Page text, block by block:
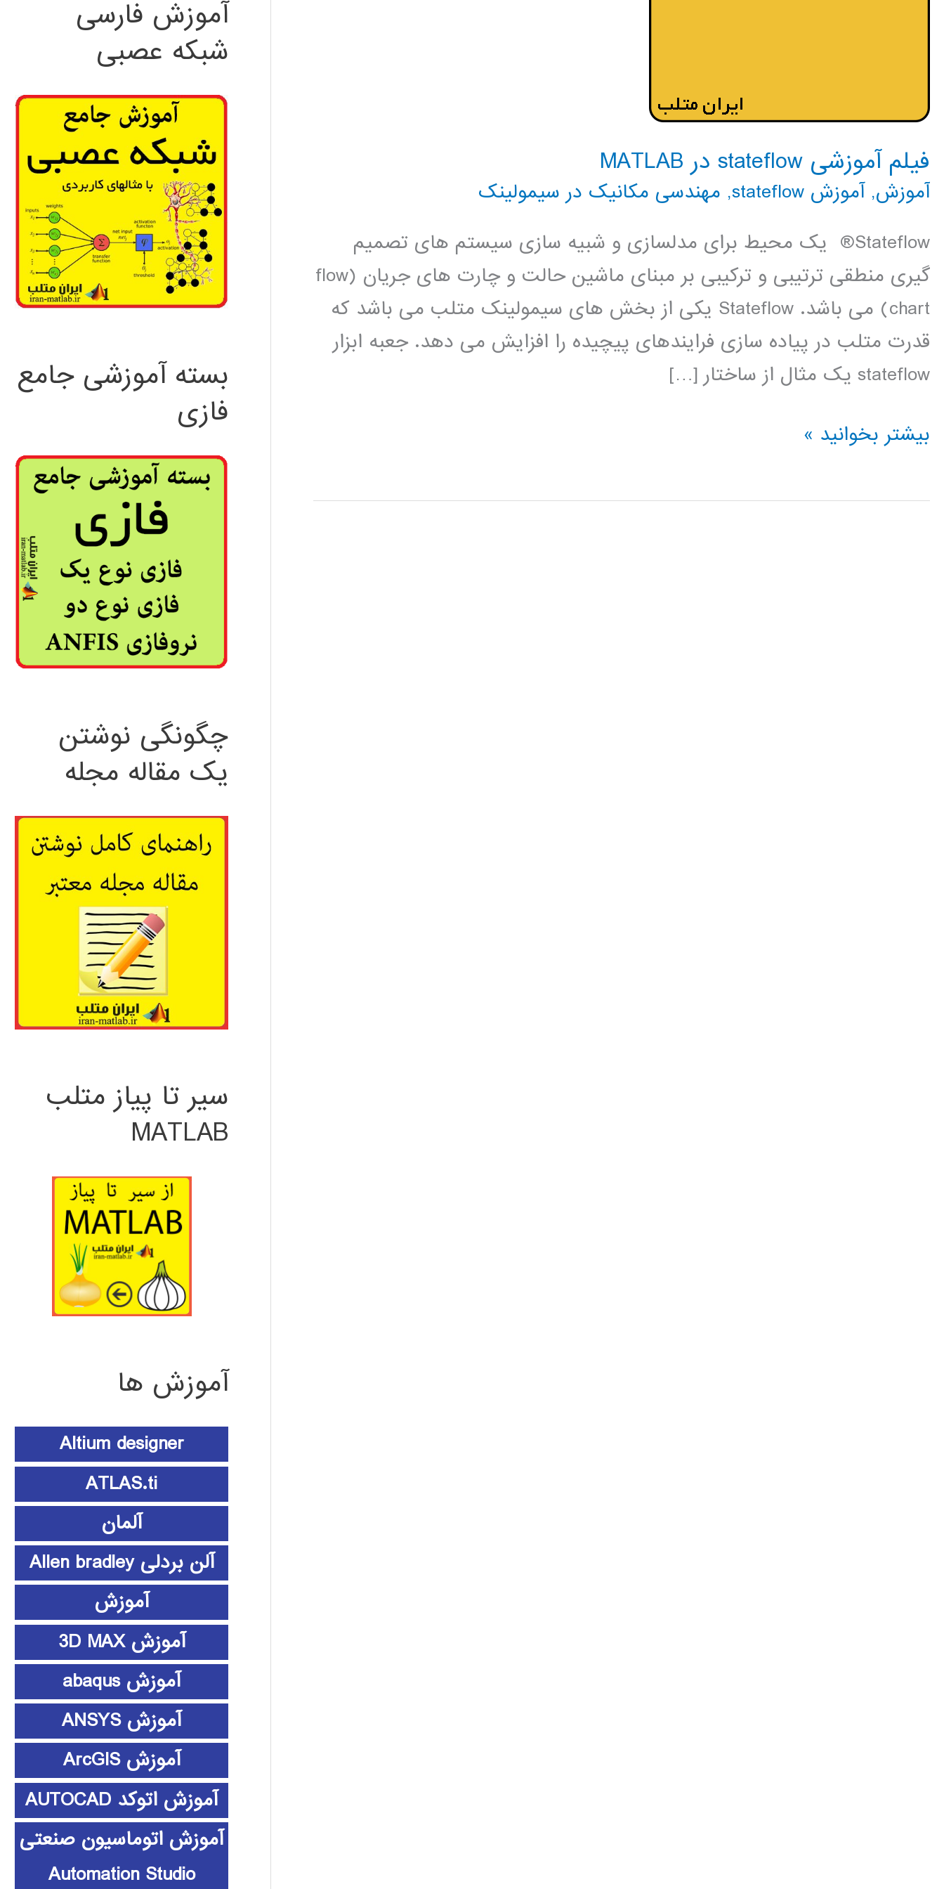
فیلم آموزشی stateflow در MATLAB
آموزش,آموزش stateflow , مهندسی مکانیک در سیمولینک
Stateflow® یک محیط برای مدلسازی و شبیه سازی سیستم های تصمیم
گیری منطقی ترتیبی و ترکیبی بر مبنای ماشین حالت و چارت های جریان (flow
chart) می باشد. Stateflow یکی از بخش های سیمولینک متلب می باشد که
قدرت متلب در پیاده سازی فرایندهای پیچیده را افزایش می دهد. جعبه ابزار
stateflow يک مثال از ساختار […]
فیلم
stateflow
بیشتر بخوانید »
آموزش فارسی
شبکه عصبی
بسته آموزشی جامع
فازی
چگونگی نوشتن
یک مقاله مجله
سیر تا پیاز متلب
MATLAB
آموزش ها
Altium designer
ATLAS.ti
آلمان
آلن بردلی Allen bradley
آموزش
آموزش 3D MAX
آموزش abaqus
آموزش ANSYS
آموزش ArcGIS
آموزش اتوکد AUTOCAD
آموزش اتوماسیون صنعتی
Automation Studio